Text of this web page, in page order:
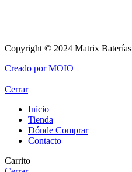
Copyright © 2024 Matrix Baterías
Creado por MOIO
Cerrar
Inicio
Tienda
Dónde Comprar
Contacto
Carrito